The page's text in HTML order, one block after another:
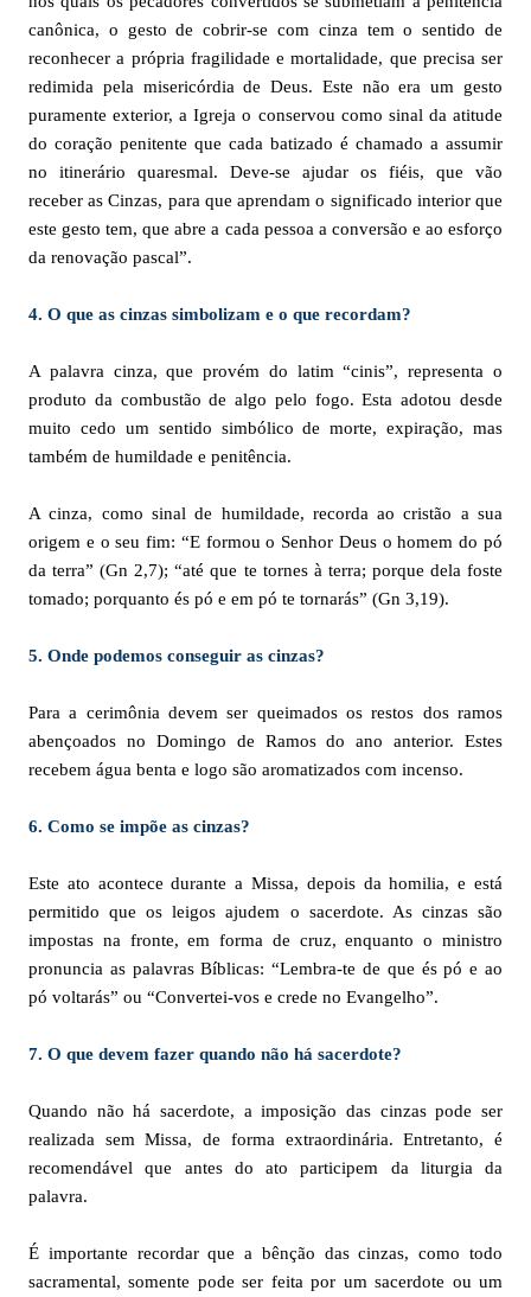
canônica, o gesto de cobrir-se com cinza tem o sentido de
reconhecer a própria fragilidade e mortalidade, que precisa ser
redimida pela misericórdia de Deus. Este não era um gesto
puramente exterior, a Igreja o conservou como sinal da atitude
do coração penitente que cada batizado é chamado a assumir
no itinerário quaresmal. Deve-se ajudar os fiéis, que vão
receber as Cinzas, para que aprendam o significado interior que
este gesto tem, que abre a cada pessoa a conversão e ao esforço
da renovação pascal”.
4. O que as cinzas simbolizam e o que recordam?
A palavra cinza, que provém do latim “cinis”, representa o
produto da combustão de algo pelo fogo. Esta adotou desde
muito cedo um sentido simbólico de morte, expiração, mas
também de humildade e penitência.
A cinza, como sinal de humildade, recorda ao cristão a sua
origem e o seu fim: “E formou o Senhor Deus o homem do pó
da terra” (Gn 2,7); “até que te tornes à terra; porque dela foste
tomado; porquanto és pó e em pó te tornarás” (Gn 3,19).
5. Onde podemos conseguir as cinzas?
Para a cerimônia devem ser queimados os restos dos ramos
abençoados no Domingo de Ramos do ano anterior. Estes
recebem água benta e logo são aromatizados com incenso.
6. Como se impõe as cinzas?
Este ato acontece durante a Missa, depois da homilia, e está
permitido que os leigos ajudem o sacerdote. As cinzas são
impostas na fronte, em forma de cruz, enquanto o ministro
pronuncia as palavras Bíblicas: “Lembra-te de que és pó e ao
pó voltarás” ou “Convertei-vos e crede no Evangelho”.
7. O que devem fazer quando não há sacerdote?
Quando não há sacerdote, a imposição das cinzas pode ser
realizada sem Missa, de forma extraordinária. Entretanto, é
recomendável que antes do ato participem da liturgia da
palavra.
É importante recordar que a bênção das cinzas, como todo
sacramental, somente pode ser feita por um sacerdote ou um